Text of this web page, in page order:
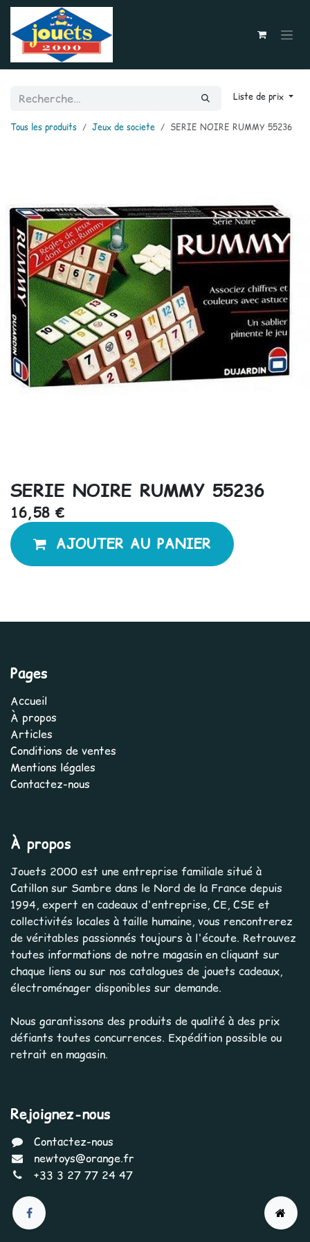
Se rendre au contenu
Liste de prix
Tous les produits Jeux de societe SERIE NOIRE RUMMY 55236
SERIE NOIRE RUMMY 55236
16,58 €
AJOUTER AU PANIER
Pages
Accueil
À propos
Articles
Conditions de ventes
Mentions légales
Contactez-nous
À propos
Jouets 2000 est une entreprise familiale situé à
Catillon sur Sambre dans le Nord de la France depuis
1994, expert en cadeaux d'entreprise, CE, CSE et
collectivités locales à taille humaine, vous rencontrerez
de véritables passionnés toujours à l'écoute. Retrouvez
toutes informations de notre magasin en cliquant sur
chaque liens ou sur nos catalogues de jouets cadeaux,
électroménager disponibles sur demande.
Nous garantissons des produits de qualité à des prix
défiants toutes concurrences. Expédition possible ou
retrait en magasin.
Rejoignez-nous
Contactez-nous
newtoys@orange.fr
+33 3 27 77 24 47